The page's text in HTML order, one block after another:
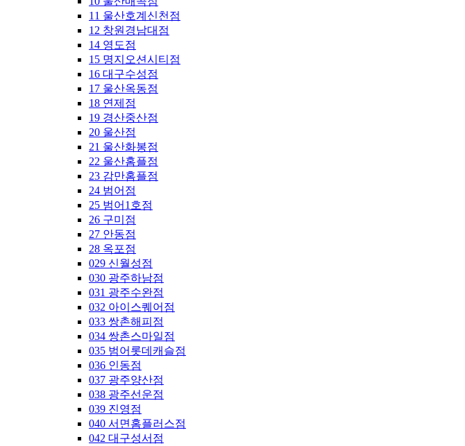
11 울산호계신천점
12 창원경남대점
14 영도점
15 명지오션시티점
16 대구수성점
17 울산옥동점
18 연제점
19 경산중산점
20 울산점
21 울산화봉점
22 울산홈플점
23 감만홈플점
24 범어점
25 범어1호점
26 구미점
27 안동점
28 옥포점
029 신월성점
030 광주하남점
031 광주수완점
032 아이스퀘어점
033 쌍촌해피점
034 쌍촌스마일점
035 범어롯데캐슬점
036 인동점
037 광주양산점
038 광주선운점
039 진영점
040 서면홈플러스점
042 대구성서점